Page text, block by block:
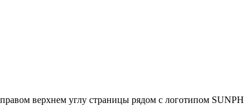
верхнем углу страницы рядом с логотипом